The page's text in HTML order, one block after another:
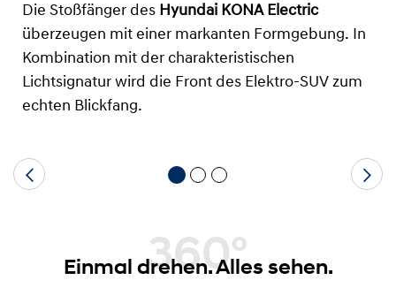
Die Stoßfänger des Hyundai KONA Electric
überzeugen mit einer markanten Formgebung. In
Kombination mit der charakteristischen
Lichtsignatur wird die Front des Elektro-SUV zum
echten Blickfang.
360°
Einmal drehen. Alles sehen.